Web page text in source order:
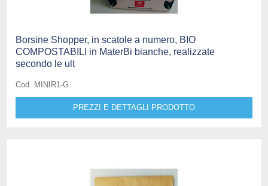
Borsine Shopper, in scatole a numero, BIO
COMPOSTABILI in MaterBi bianche, realizzate
secondo le ult
Cod. MINIR1-G
PREZZI E DETTAGLI PRODOTTO